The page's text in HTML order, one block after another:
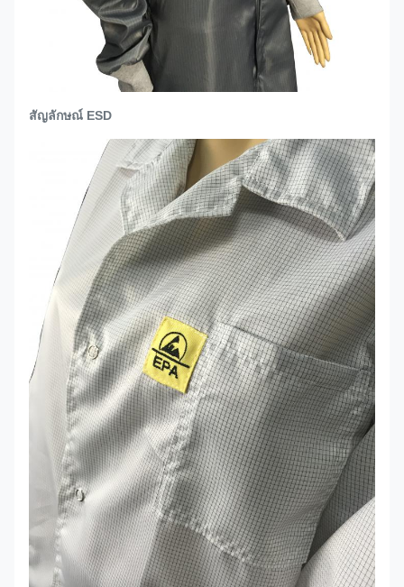
สัญลักษณ์ ESD